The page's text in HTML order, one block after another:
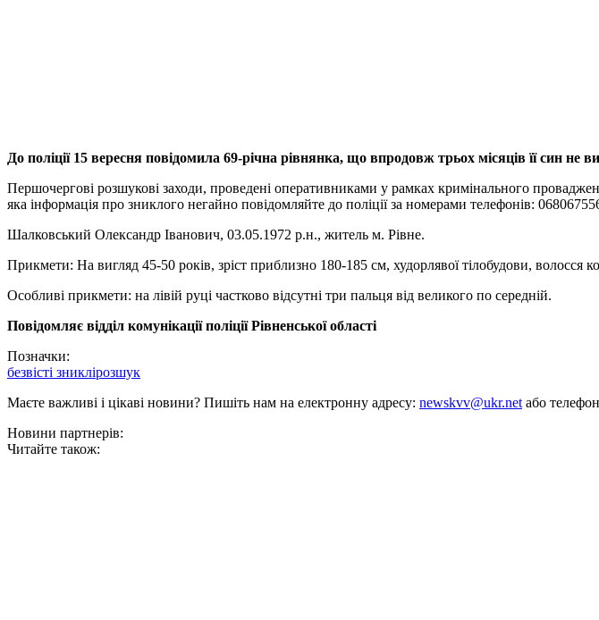
До поліції 15 вересня повідомила 69-річна рівнянка, що впродовж трьох місяців її син не
Першочергові розшукові заходи, проведені оперативниками у рамках кримінального
яка інформація про зниклого негайно повідомляйте до поліції за номерами телефонів:
Шалковський Олександр Іванович, 03.05.1972 р.н., житель м. Рівне.
Прикмети: На вигляд 45-50 років, зріст приблизно 180-185 см, худорлявої тілобудови, волосся
Особливі прикмети: на лівій руці частково відсутні три пальця від великого по середній.
Повідомляє відділ комунікації поліції Рівненської області
Позначки:
безвісті зниклірозшук
Маєте важливі і цікаві новини? Пишіть нам на електронну адресу: newskvv@ukr.netабо
Новини партнерів:
Читайте також: